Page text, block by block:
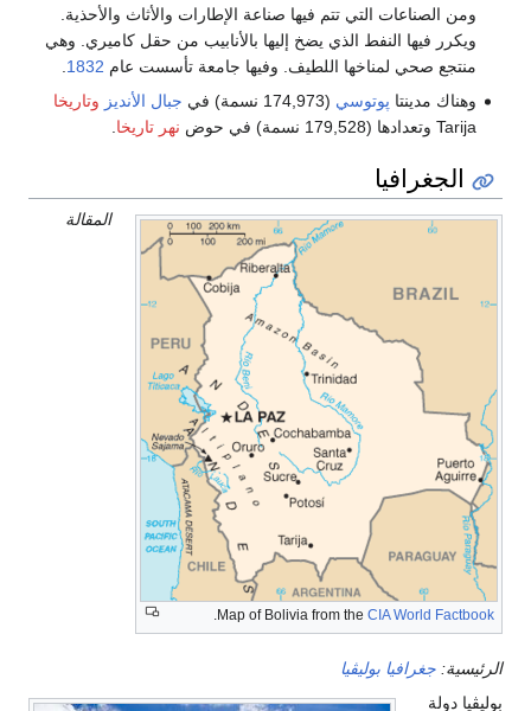
ومن الصناعات التي تتم فيها صناعة الإطارات والأثاث والأحذية.
ويكرر فيها النفط الذي يضخ إليها بالأنابيب من حقل كاميري. وهي
منتجع صحي لمناخها اللطيف. وفيها جامعة تأسست عام1832
.
وهناك مدينتاپوتوسي(174,973 نسمة) في جبال الأنديز وتاريخا
Tarija وتعدادها (179,528 نسمة) في حوض
نهر تاريخا.
الجغرافيا
Map of Bolivia from theCIA World Factbook
.
المقالة
الرئيسية:جغرافيا بوليڤيا
بوليڤيا دولة